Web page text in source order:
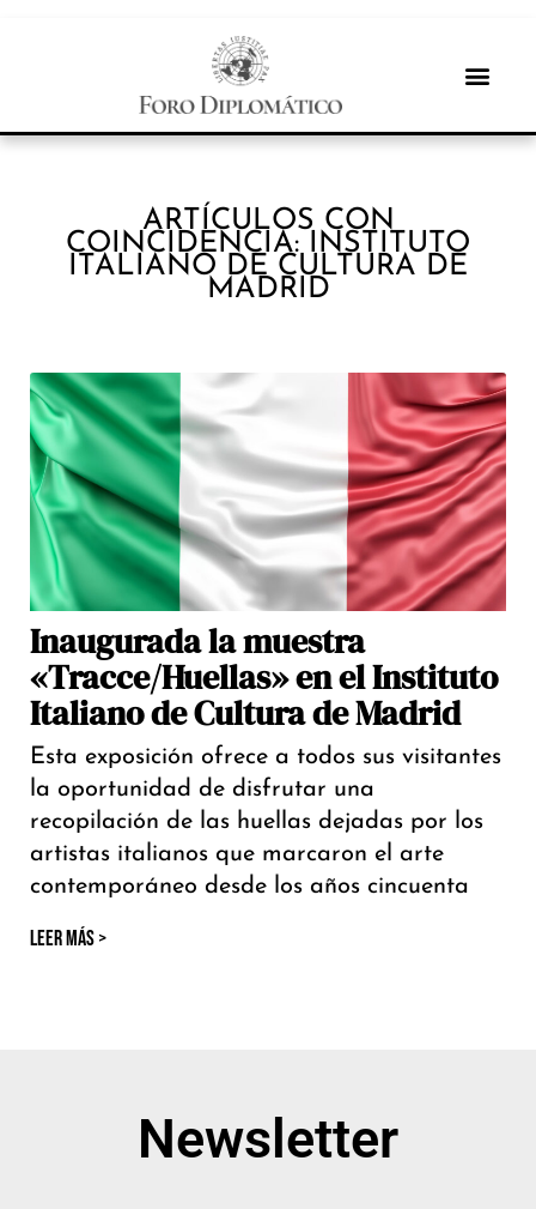
ARTÍCULOS CON
COINCIDENCIA: INSTITUTO
ITALIANO DE CULTURA DE
MADRID
Inaugurada la muestra
«Tracce/Huellas» en el Instituto
Italiano de Cultura de Madrid
Esta exposición ofrece a todos sus visitantes
la oportunidad de disfrutar una
recopilación de las huellas dejadas por los
artistas italianos que marcaron el arte
contemporáneo desde los años cincuenta
LEER MÁS >
Newsletter